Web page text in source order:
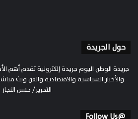
حول الجريدة
جريدة الوطن اليوم جريدة إلكترونية تقدم أهم
والأخبار السياسية والاقتصادية والفن وبث
التحرير/ حسن النجار